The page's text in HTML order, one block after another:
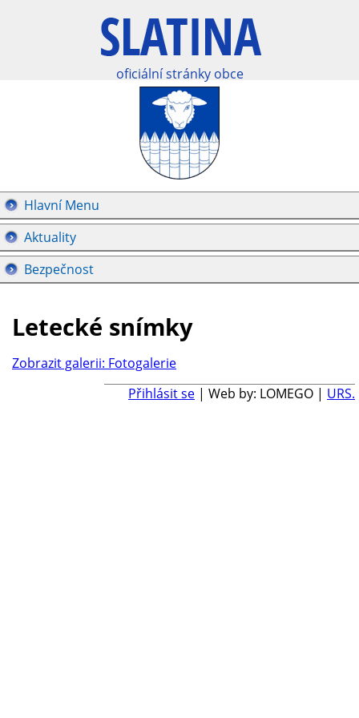
oficiální stránky obce
Hlavní Menu
Aktuality
Bezpečnost
Letecké snímky
Zobrazit galerii: Fotogalerie
Přihlásit se | Web by: LOMEGO | URS.